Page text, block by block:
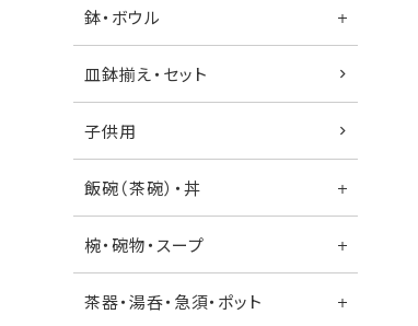
鉢・ボウル
皿鉢揃え・セット
子供用
飯碗（茶碗）・丼
椀・碗物・スープ
茶器・湯呑・急須・ポット